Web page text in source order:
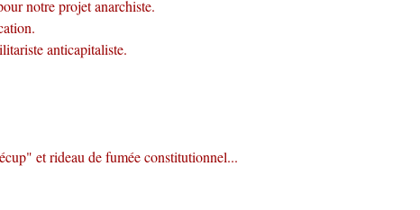
notre projet anarchiste.
anticapitaliste.
et rideau de fumée constitutionnel...